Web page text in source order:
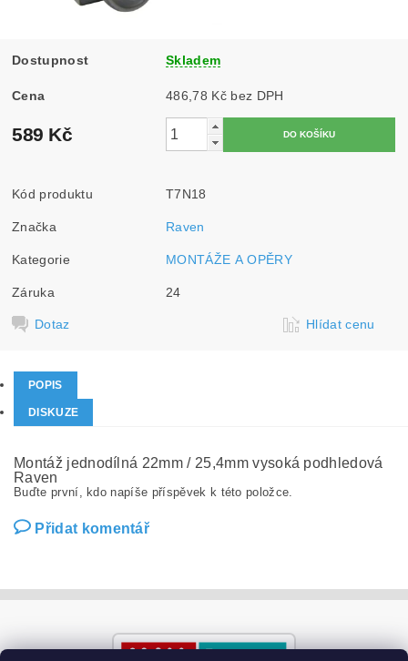
Dostupnost Skladem
Cena 486,78 Kč bez DPH
589 Kč
Kód produktu T7N18
Značka Raven
Kategorie MONTÁŽE A OPĚRY
Záruka 24
Dotaz Hlídat cenu
POPIS
DISKUZE
Montáž jednodílná 22mm / 25,4mm vysoká podhledová
Raven
Buďte první, kdo napíše příspěvek k této položce.
Přidat komentář